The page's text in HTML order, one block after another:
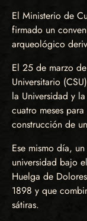
El Ministerio de
firmado un
arqueológico
El 25 de marzo
Universitario
la Universidad y
cuatro meses
construcción de
Ese mismo día,
universidad bajo
Huelga de
1898 y que
sátiras.